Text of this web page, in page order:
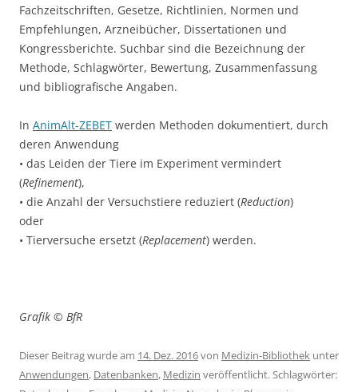
Fachzeitschriften, Gesetze, Richtlinien, Normen und
Empfehlungen, Arzneibücher, Dissertationen und
Kongressberichte. Suchbar sind die Bezeichnung der
Methode, Schlagwörter, Bewertung, Zusammenfassung
und bibliografische Angaben.
In AnimAlt-ZEBET werden Methoden dokumentiert, durch
deren Anwendung
• das Leiden der Tiere im Experiment vermindert
(Refinement),
• die Anzahl der Versuchstiere reduziert (Reduction)
oder
• Tierversuche ersetzt (Replacement) werden.
Grafik © BfR
Dieser Beitrag wurde am 14. Dez. 2016von Medizin-Bibliothek unter
Anwendungen, Datenbanken, Medizin veröffentlicht. Schlagwörter: